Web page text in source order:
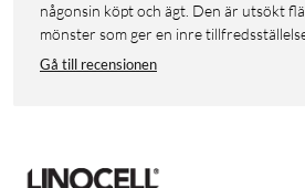
någonsin köpt och ägt. Den är utsökt
mönster som ger en inre
Gå till recensionen